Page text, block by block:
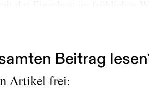
Beitrag
Artikel frei: